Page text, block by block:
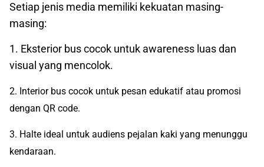
Setiap jenis media memiliki kekuatan masing-
masing:
1. Eksterior bus cocok untuk awareness luas dan
visual yang mencolok.
2. Interior bus cocok untuk pesan edukatif atau promosi
dengan QR code.
3. Halte ideal untuk audiens pejalan kaki yang menunggu
kendaraan.